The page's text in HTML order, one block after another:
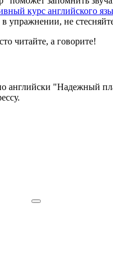
курс английского
упражнении, не
читайте, а говорите!
английски "Надежный